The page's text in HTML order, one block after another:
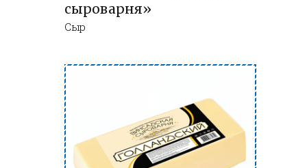
сыроварня»
Сыр